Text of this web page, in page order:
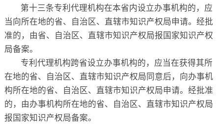
第十三条专利代理机构在本省内设立办事机构的，应
当向所在地的省、自治区、直辖市知识产权局申请。经批
准的，由省、自治区、直辖市知识产权局报国家知识产权
局备案。
专利代理机构跨省设立办事机构的，应当在获得其所
在地的省、自治区、直辖市知识产权局同意后，向办事机
构所在地的省、自治区、直辖市知识产权局申请。经批准
的，由办事机构所在地的省、自治区、直辖市知识产权局
报国家知识产权局备案。